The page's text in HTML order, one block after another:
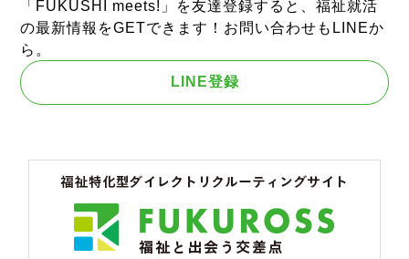
「FUKUSHI meets!」を友達登録すると、福祉就活
の最新情報をGETできます！お問い合わせもLINEか
ら。
LINE登録